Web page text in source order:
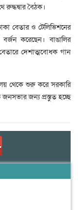
রুদ্ধদ্বার বৈঠক।
বেতার ও টেলিভিশনের
করেছেন। বাঙালির
দেশাত্মবোধক গান
থেকে শুরু করে সরকারি
জন্য প্রস্তুত হচ্ছে